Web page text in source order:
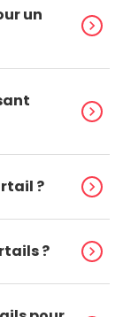
un
chevron_right
chevron_right
? chevron_right
? chevron_right